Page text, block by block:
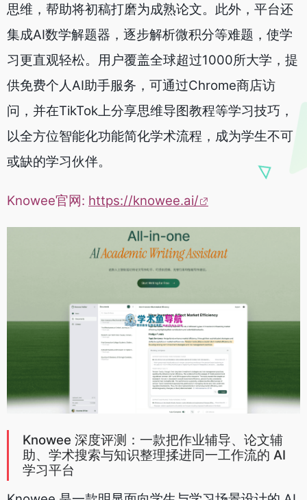
思维，帮助将初稿打磨为成熟论文。此外，平台还
集成AI数学解题器，逐步解析微积分等难题，使学
习更直观轻松。用户覆盖全球超过1000所大学，提
供免费个人AI助手服务，可通过Chrome商店访
问，并在TikTok上分享思维导图教程等学习技巧，
以全方位智能化功能简化学术流程，成为学生不可
或缺的学习伙伴。
Knowee官网: https://knowee.ai/
Knowee 深度评测：一款把作业辅导、论文辅
助、学术搜索与知识整理揉进同一工作流的 AI
学习平台